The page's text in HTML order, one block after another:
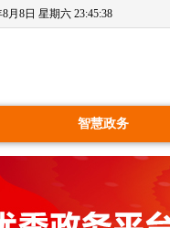
8月8日 星期六 23:45:39
智慧政务